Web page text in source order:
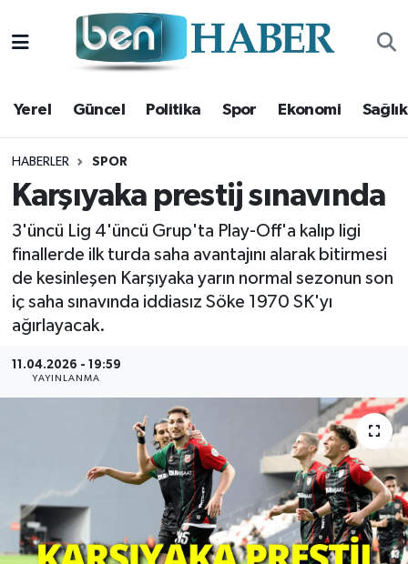
Yerel Güncel Politika Spor Ekonomi Sağlık
HABERLER SPOR
Karşıyaka prestij sınavında
3'üncü Lig 4'üncü Grup'ta Play-Off'a kalıp ligi
finallerde ilk turda saha avantajını alarak bitirmesi
de kesinleşen Karşıyaka yarın normal sezonun son
iç saha sınavında iddiasız Söke 1970 SK'yı
ağırlayacak.
11.04.2026 - 19:59
YAYINLANMA
Yerel
Güncel
Politika
Spor
Ekonomi
Sağlık
Resmi Reklam
Röportajlar
Hava Durumu
Trafik Durumu
Süper Lig Puan Durumu ve Fikstür
Tüm Manşetler
Son Dakika Haberleri
Haber Arşivi